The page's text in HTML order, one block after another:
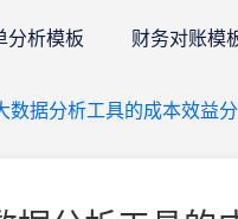
分析模板 财务对账模
数据分析工具的成本效益